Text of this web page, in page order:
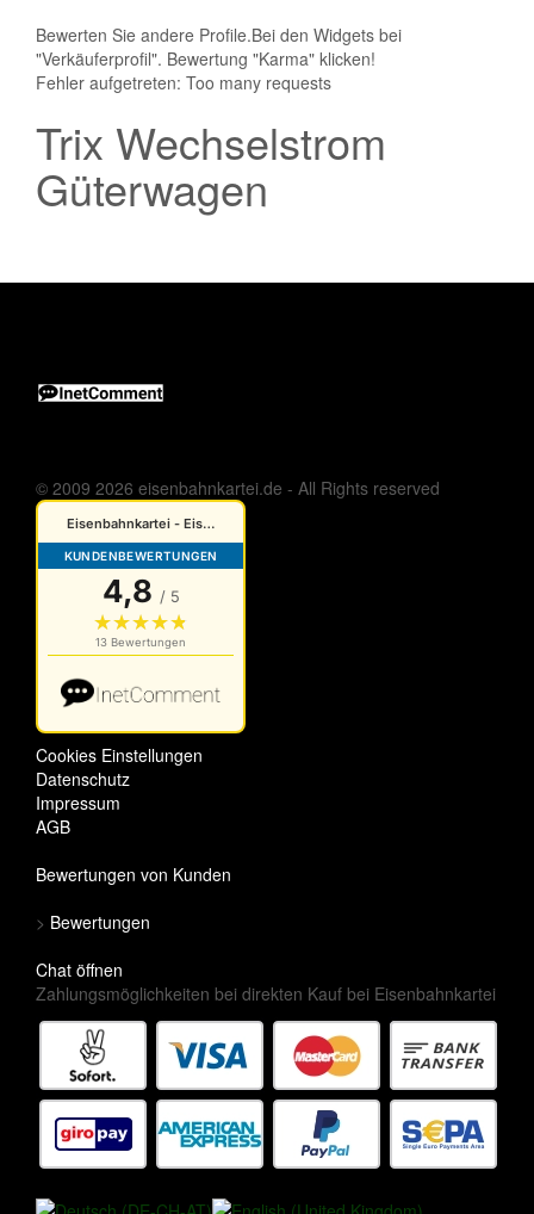
Bewerten Sie andere Profile.Bei den Widgets bei
"Verkäuferprofil". Bewertung "Karma" klicken!
Fehler aufgetreten: Too many requests
Trix Wechselstrom
Güterwagen
© 2009 2026 eisenbahnkartei.de - All Rights reserved
Cookies Einstellungen
Datenschutz
Impressum
AGB
Bewertungen von Kunden
> Bewertungen
Chat öffnen
Zahlungsmöglichkeiten bei direkten Kauf bei Eisenbahnkartei